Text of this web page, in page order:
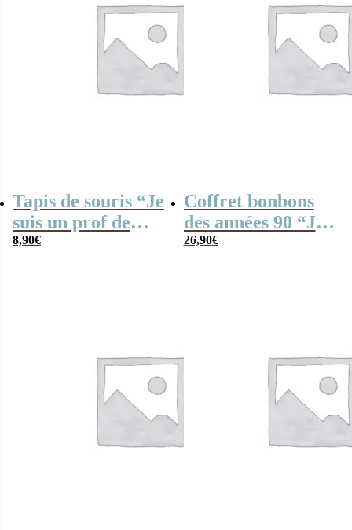
Tapis de souris “Je
suis un prof de
tennis qui
8,90€
Coffret bonbons
des années 90 “Je
suis un prof de
26,90€